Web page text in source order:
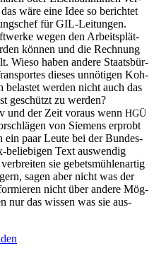
wäre eine Idee so berich­tet
für GIL-Leitungen.
wegen den Arbeits­plät­
kön­nen und die Rech­nung
Wie­so haben ande­re Staats­bür­
die­ses unnö­ti­gen Koh­
belas­tet wer­den nicht auch das
geschützt zu werden?
und der Zeit vor­aus wenn HGÜ
von Sie­mens erprobt
ein paar Leu­te bei der Bun­des­
Text aus­wen­dig
sie gebets­müh­len­ar­tig
sagen aber nicht was der
nicht über ande­re Mög­
nur das wis­sen was sie aus­